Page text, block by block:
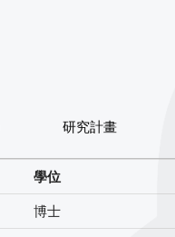
研究計畫
學位
博士